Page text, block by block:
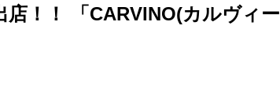
！！ 「CARVINO(カルヴィー